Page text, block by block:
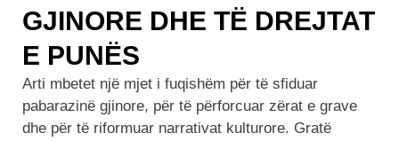
GJINORE DHE TË DREJTAT
E PUNËS
Arti mbetet një mjet i fuqishëm për të sfiduar
pabarazinë gjinore, për të përforcuar zërat e grave
dhe për të riformuar narrativat kulturore. Gratë